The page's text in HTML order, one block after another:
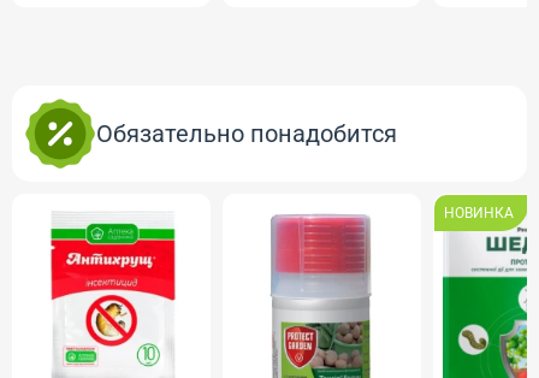
Обязательно понадобится
НОВИНКА